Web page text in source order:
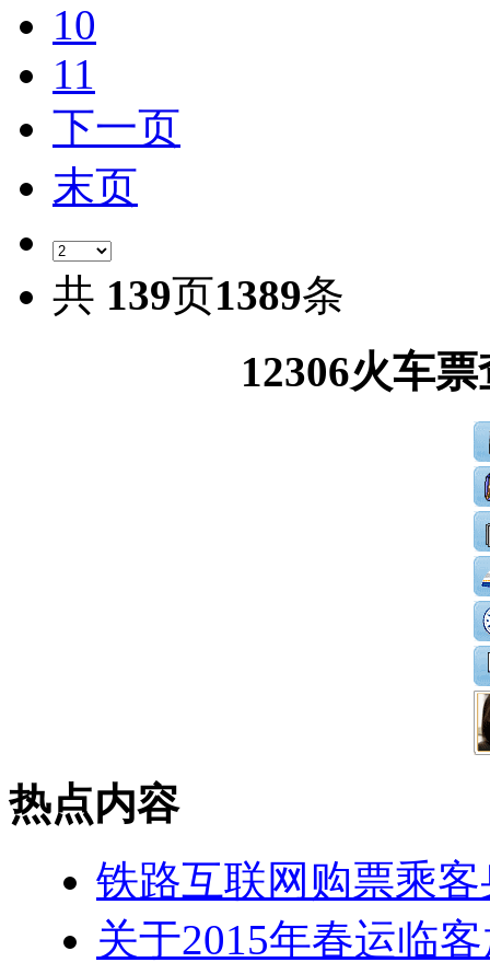
10
11
下一页
末页
共 139页1389条
12306火车
热点内容
铁路互联网购票乘
关于2015年春运临